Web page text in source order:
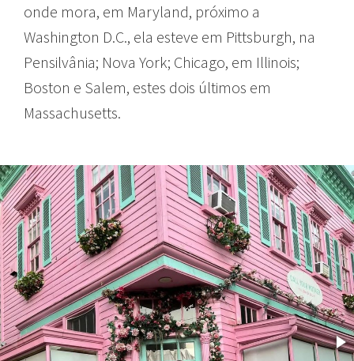
onde mora, em Maryland, próximo a
Washington D.C., ela esteve em Pittsburgh, na
Pensilvânia; Nova York; Chicago, em Illinois;
Boston e Salem, estes dois últimos em
Massachusetts.